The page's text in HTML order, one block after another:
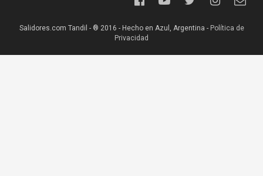
Salidores.com Tandil - ® 2016 - Hecho en Azul, Argentina - Política de
Privacidad